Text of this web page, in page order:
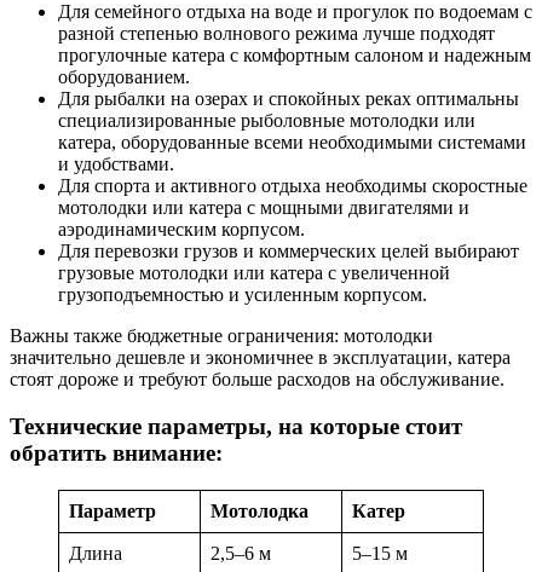
Для семейного отдыха на воде и прогулок по водоемам с
разной степенью волнового режима лучше подходят
прогулочные катера с комфортным салоном и надежным
оборудованием.
Для рыбалки на озерах и спокойных реках оптимальны
специализированные рыболовные мотолодки или
катера, оборудованные всеми необходимыми системами
и удобствами.
Для спорта и активного отдыха необходимы скоростные
мотолодки или катера с мощными двигателями и
аэродинамическим корпусом.
Для перевозки грузов и коммерческих целей выбирают
грузовые мотолодки или катера с увеличенной
грузоподъемностью и усиленным корпусом.
Важны также бюджетные ограничения: мотолодки
значительно дешевле и экономичнее в эксплуатации, катера
стоят дороже и требуют больше расходов на обслуживание.
Технические параметры, на которые стоит
обратить внимание:
Параметр Мотолодка Катер
Длина 2,5–6 м 5–15 м